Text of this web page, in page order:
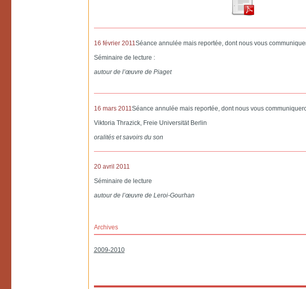
16 février 2011Séance annulée mais reportée, dont nous vous
Séminaire de lecture :
autour de l’œuvre de Piaget
16 mars 2011Séance annulée mais reportée, dont nous vous
Viktoria Thrazick, Freie Universität Berlin
oralités et savoirs du son
20 avril 2011
Séminaire de lecture
autour de l’œuvre de Leroi-Gourhan
Archives
2009-2010